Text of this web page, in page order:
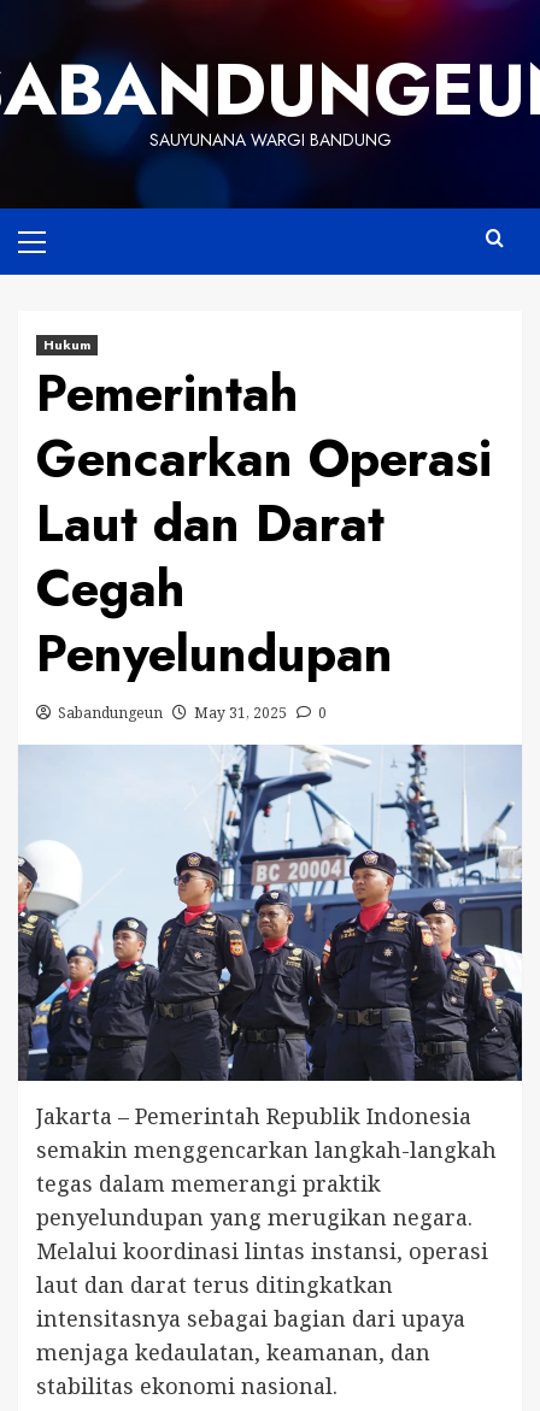
content
SAUYUNANA WARGI BANDUNG
Menu
Hukum
Pemerintah
Gencarkan Operasi
Laut dan Darat
Cegah
Penyelundupan
Sabandungeun May 31, 2025 0
Jakarta – Pemerintah Republik Indonesia
semakin menggencarkan langkah-langkah
tegas dalam memerangi praktik
penyelundupan yang merugikan negara.
Melalui koordinasi lintas instansi, operasi
laut dan darat terus ditingkatkan
intensitasnya sebagai bagian dari upaya
menjaga kedaulatan, keamanan, dan
stabilitas ekonomi nasional.